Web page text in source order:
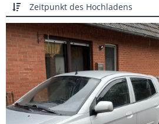
Zeitpunkt des Hochladens